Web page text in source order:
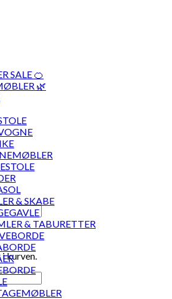
i kurven.
SALE 🍊
🌿
& SKABE
& TABURETTER